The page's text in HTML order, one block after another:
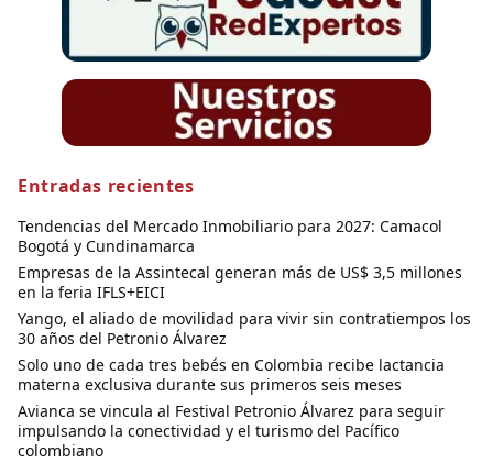
Entradas recientes
Tendencias del Mercado Inmobiliario para 2027: Camacol
Bogotá y Cundinamarca
Empresas de la Assintecal generan más de US$ 3,5 millones
en la feria IFLS+EICI
Yango, el aliado de movilidad para vivir sin contratiempos los
30 años del Petronio Álvarez
Solo uno de cada tres bebés en Colombia recibe lactancia
materna exclusiva durante sus primeros seis meses
Avianca se vincula al Festival Petronio Álvarez para seguir
impulsando la conectividad y el turismo del Pacífico
colombiano